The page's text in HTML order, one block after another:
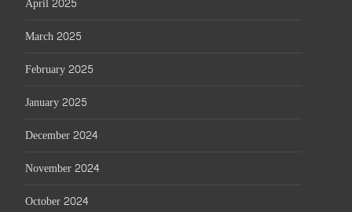
March 2025
February 2025
January 2025
December 2024
November 2024
October 2024